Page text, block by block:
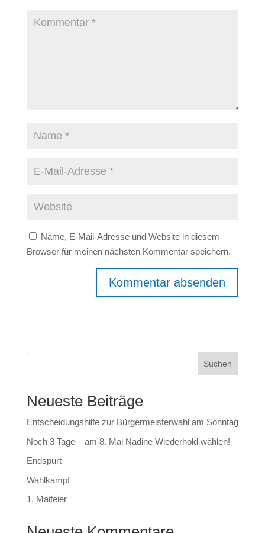
Name, E-Mail-Adresse und Website in diesem
Browser für meinen nächsten Kommentar speichern.
Suchen
Neueste Beiträge
Entscheidungshilfe zur Bürgermeisterwahl am Sonntag
Noch 3 Tage – am 8. Mai Nadine Wiederhold wählen!
Endspurt
Wahlkampf
1. Maifeier